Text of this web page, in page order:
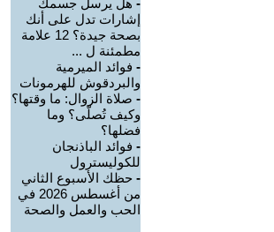
- هل يرسل جسمك
إشارات تدل على أنك
بصحة جيدة؟ 12 علامة
مطمئنة ل ...
- فوائد الميرمية
والبردقوش للهرمونات
- صلاة الزوال: ما وقتها؟
وكيف تُصلّى؟ وما
فضلها؟
- فوائد الباذنجان
للكوليسترول
- حظك الأسبوع الثاني
من أغسطس 2026 في
الحب والعمل والصحة